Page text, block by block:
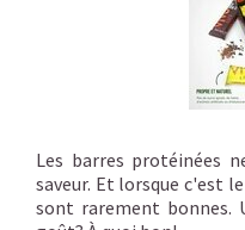
Les barres protéinées
saveur. Et lorsque c'est
sont rarement bonnes.